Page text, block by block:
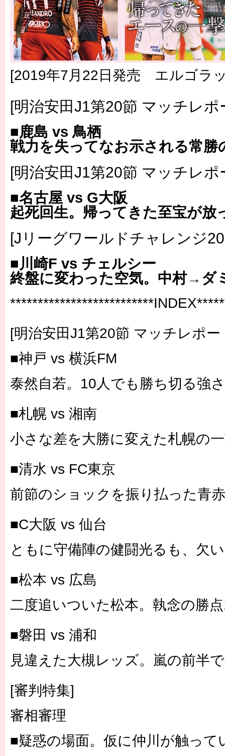
[2019年7月22日発売 エルゴラ
[明治安田J1第20節 マッチレポ
■鹿島 vs 鳥栖
戦力を失ってなお示される常勝
[明治安田J1第20節 マッチレポ
■名古屋 vs G大阪
起死回生。帰ってきた至宝が放
[Jリーグワールドチャレンジ
■川崎F vs チェルシー
終盤に変わった空気。中村→ダ
[明治安田J1第20節 マッチレポー
■神戸 vs 横浜FM
泰然自若。10人でも勝ち切る強さ
■札幌 vs 湘南
小さな差を大勝に変えた札幌の
■清水 vs FC東京
前節のショックを振り払った青赤
■C大阪 vs 仙台
ともに守備陣の健闘光るも、欠
■松本 vs 広島
二度追いついた松本。執念の勝
■磐田 vs 浦和
見違えた大槻レッズ。嵐の前半
[審判特集]
審相審理
■疑惑の場面。仮に仲川が触っ